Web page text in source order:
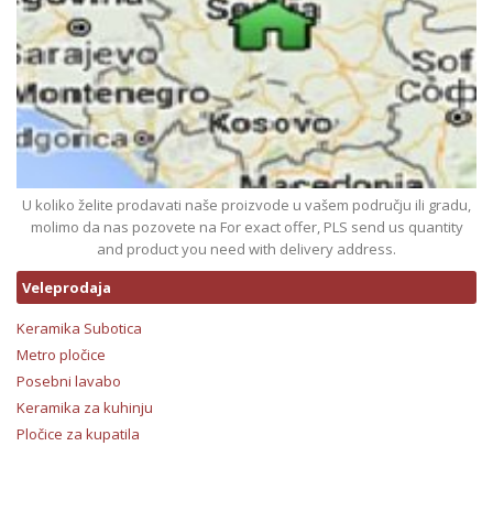
U koliko želite prodavati naše proizvode u vašem području ili gradu,
molimo da nas pozovete na For exact offer, PLS send us quantity
and product you need with delivery address.
Veleprodaja
Keramika Subotica
Metro pločice
Posebni lavabo
Keramika za kuhinju
Pločice za kupatila